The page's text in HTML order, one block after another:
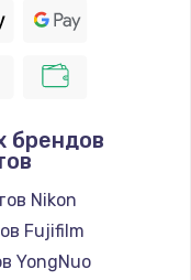
брендов
Nikon
Fujifilm
YongNuo